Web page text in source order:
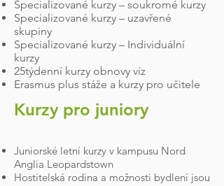
Specializované kurzy – soukromé kurzy
Specializované kurzy – uzavřené
skupiny
Specializované kurzy – Individuální
kurzy
25týdenní kurzy obnovy víz
Erasmus plus stáže a kurzy pro učitele
Kurzy pro juniory​
Juniorské letní kurzy v kampusu Nord
Anglia Leopardstown
Hostitelská rodina a možnosti bydlení jsou